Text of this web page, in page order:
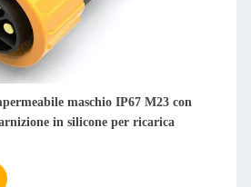
maschio IP67 M23 con
in silicone per ricarica